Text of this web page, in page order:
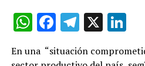
WhatsApp
Facebook
Telegram
X
En una “situación